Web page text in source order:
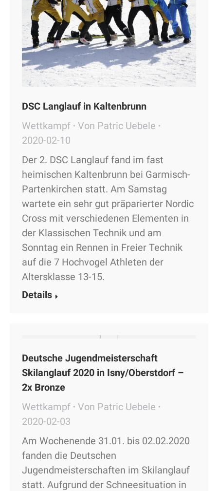
DSC Langlauf in Kaltenbrunn
Wettkampf
Von Patric Uebele
2020-02-10
Der 2. DSC Langlauf fand im fast
heimischen Kaltenbrunn bei Garmisch-
Partenkirchen statt. Am Samstag
wartete ein sehr gut präparierter Nordic
Cross mit verschiedenen Elementen in
der Klassischen Technik und am
Sonntag ein Rennen in Freier Technik
auf die 7 Hochvogel Athleten der
Altersklasse 13-15.
Details
Deutsche Jugendmeisterschaft
Skilanglauf 2020 in Isny/Oberstdorf –
2x Bronze
Wettkampf
Von Patric Uebele
2020-02-03
Am Wochenende 31.01. bis 02.02.2020
fanden die Deutschen
Jugendmeisterschaften im Skilanglauf
statt. Aufgrund der Schneesituation in